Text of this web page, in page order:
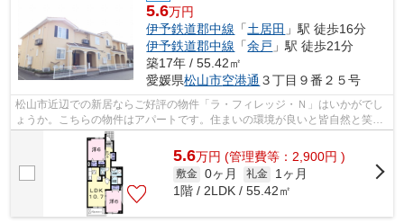
5.6万円
伊予鉄道郡中線 「土居田 」駅 徒歩16分
伊予鉄道郡中線 「余戸 」駅 徒歩21分
築17年 / 55.42㎡
愛媛県松山市空港通 ３丁目９番２５号
松山市近辺での新居ならご好評の物件「ラ・フィレッジ・Ｎ」はいかがでし
ょうか。こちらの物件はアパートです。住まいの環境が良いと皆自然と笑顔
になれます。そんな素敵でハリのある...
5.6万円 (管理費等：2,900円 )
敷金 0ヶ月 礼金
1ヶ月
1階 / 2LDK / 55.42㎡